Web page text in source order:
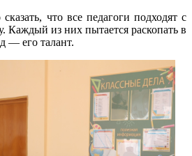
что все педагоги подходят с
Каждый из них пытается раскопать в
— его талант.